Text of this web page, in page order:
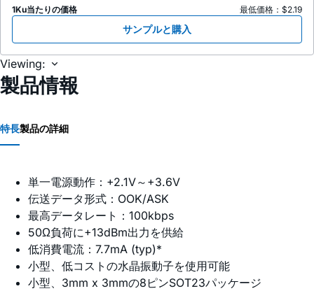
1Ku当たりの価格
最低価格：$2.19
サンプルと購入
Viewing:
製品情報
特長製品の詳細
単一電源動作：+2.1V～+3.6V
伝送データ形式：OOK/ASK
最高データレート：100kbps
50Ω負荷に+13dBm出力を供給
低消費電流：7.7mA (typ)*
小型、低コストの水晶振動子を使用可能
小型、3mm x 3mmの8ピンSOT23パッケージ